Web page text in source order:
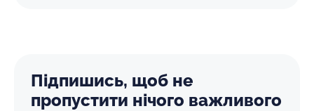
Підпишись, щоб не
пропустити нічого важливого